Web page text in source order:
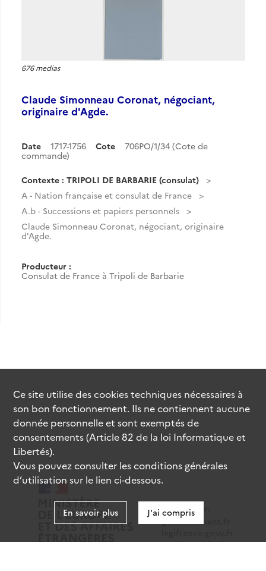
676 medias
Claude Simonneau Coronat, négociant,
originaire d'Agde.
Date 1717-1756 Cote
706PO/1/34 (Cote de
commande)
Contexte : TRIPOLI DE BARBARIE (consulat)
A - Nation française et consulat de France
A.b - Successions et papiers personnels
Claude Simonneau Coronat, négociant, originaire
d'Agde.
Producteur :
Consulat de France à Tripoli de Barbarie
data.gouv.fr
gouvernement.fr
service-public.fr
Ce site utilise descookiestechniques nécessaires à
son bon fonctionnement. Ils ne contiennent aucune
donnée personnelle et sont exemptés de
consentements (Article 82 de la loi Informatique et
Libertés).
Vous pouvez consulter les conditions générales
d’utilisation sur le lien ci-dessous.
En savoir plus J'ai compris